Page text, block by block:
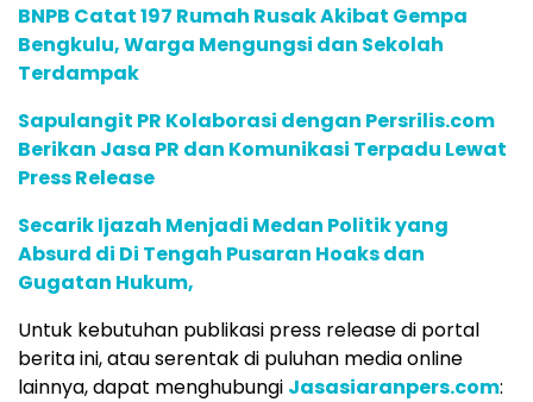
BNPB Catat 197 Rumah Rusak Akibat Gempa
Bengkulu, Warga Mengungsi dan Sekolah
Terdampak
Sapulangit PR Kolaborasi dengan Persrilis.com
Berikan Jasa PR dan Komunikasi Terpadu Lewat
Press Release
Secarik Ijazah Menjadi Medan Politik yang
Absurd di Di Tengah Pusaran Hoaks dan
Gugatan Hukum,
Untuk kebutuhan publikasi press release di portal
berita ini, atau serentak di puluhan media online
lainnya, dapat menghubungi Jasasiaranpers.com: